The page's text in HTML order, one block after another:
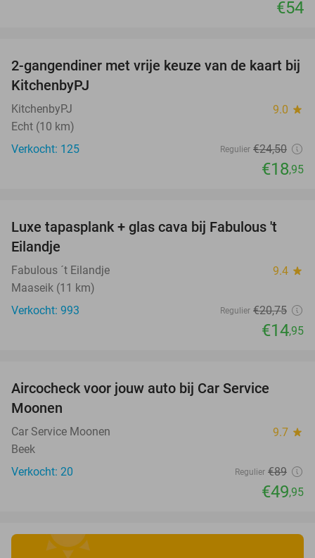
€54
23%
2-gangendiner met vrije keuze van de kaart bij
KitchenbyPJ
KitchenbyPJ 9.0 star
Echt (10 km)
Verkocht: 125
Regulier €24,50
€18,95
28%
Luxe tapasplank + glas cava bij Fabulous 't
Eilandje
Fabulous ´t Eilandje 9.4 star
Maaseik (11 km)
Verkocht: 993
Regulier €20,75
€14,95
Aircocheck voor jouw auto bij Car Service
Moonen
Car Service Moonen 9.7 star
Beek
Verkocht: 20
Regulier €89
€49,95